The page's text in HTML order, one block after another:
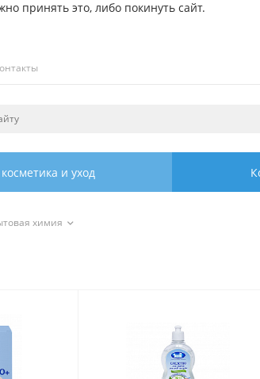
принять это, либо покинуть сайт.
и уход
химия